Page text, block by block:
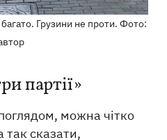
Грузини не проти. Фото:
партії»
можна чітко
сказати,